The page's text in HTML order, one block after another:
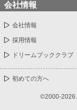
会社情報
会社情報
採用情報
ドリームブッククラブ
初めての方へ
©2000-2026